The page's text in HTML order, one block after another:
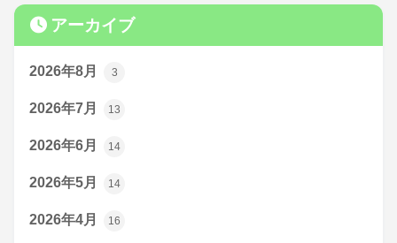
アーカイブ
2026年8月 3
2026年7月 13
2026年6月 14
2026年5月 14
2026年4月 16